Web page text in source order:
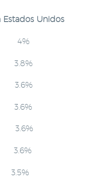
Unidos
4%
3.8%
3.6%
3.6%